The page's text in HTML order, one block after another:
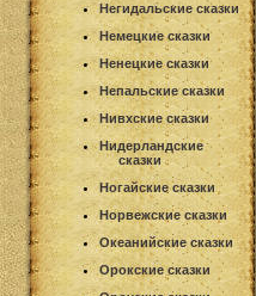
Негидальские сказки
Немецкие сказки
Ненецкие сказки
Непальские сказки
Нивхские сказки
Нидерландские
сказки
Ногайские сказки
Норвежские сказки
Океанийские сказки
Орокские сказки